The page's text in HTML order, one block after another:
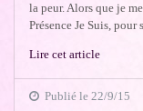
la peur. Alors que je
Présence Je Suis,
Lire cet article
Publié le 22/9/15